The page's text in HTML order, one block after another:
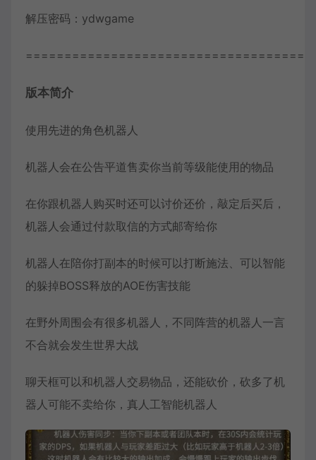
解压密码：ydwgame
版本简介
使用先进的角色机器人
机器人会在公告平道售卖你当前等级能使用的物品
在你跟机器人购买时还可以讨价还价，敲定后买后，
机器人会通过付款取信的方式邮寄给你
机器人在陪你打副本的时候可以打断施法、可以智能
的躲掉BOSS释放的AOE伤害技能
在野外周围会有很多机器人，不同阵营的机器人一言
不合就会发生世界大战
聊天框可以和机器人交易物品，还能砍价，砍多了机
器人可能不卖给你，真人工智能机器人